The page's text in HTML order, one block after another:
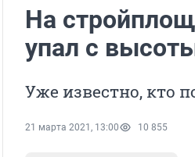
На
упал с
Уже известно, кто
21 марта 2021, 13:00 10 855